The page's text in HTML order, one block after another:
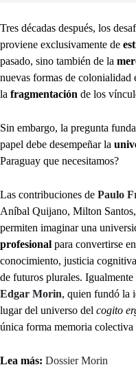
Tres décadas después, los
proviene exclusivamente de
pasado, sino también de la
nuevas formas de colonialidad
la fragmentación de los
Sin embargo, la pregunta
papel debe desempeñar la
Paraguay que necesitamos?
Las contribuciones de Paulo
Aníbal Quijano, Milton Santos,
permiten imaginar una
profesional para convertirse
conocimiento, justicia
de futuros plurales.
Edgar Morin, quien fundó la
lugar del universo del cogito
única forma memoria colectiva
Lea más: Dossier Morin